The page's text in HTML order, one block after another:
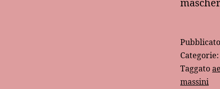
Taggato
massini